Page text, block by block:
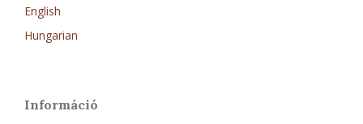
English
Hungarian
Információ